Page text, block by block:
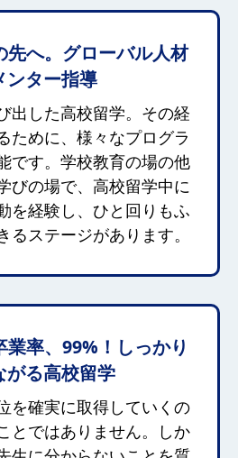
へ。グローバル人材
ンター指導
出した高校留学。その経
ために、様々なプログラ
です。学校教育の場の他
びの場で、高校留学中に
を経験し、ひと回りもふ
るステージがあります。
率、99%！しっかり
がる高校留学
を確実に取得していくの
とではありません。しか